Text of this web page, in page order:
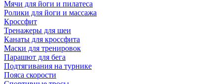
Мячи для йоги и пилатеса
Ролики для йоги и массажа
Кроссфит
Тренажеры для шеи
Канаты для кроссфита
Маски для тренировок
Парашют для бега
Подтягивания на турнике
Пояса скорости